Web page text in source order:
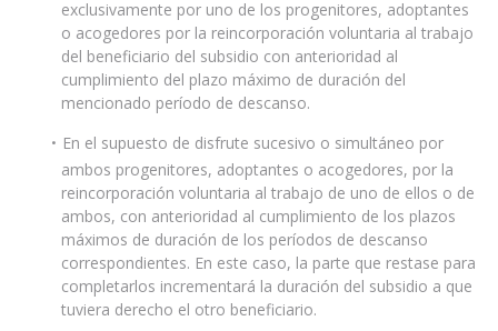
exclusivamente por uno de los progenitores, adoptantes
o acogedores por la reincorporación voluntaria al trabajo
del beneficiario del subsidio con anterioridad al
cumplimiento del plazo máximo de duración del
mencionado período de descanso.
En el supuesto de disfrute sucesivo o simultáneo por
ambos progenitores, adoptantes o acogedores, por la
reincorporación voluntaria al trabajo de uno de ellos o de
ambos, con anterioridad al cumplimiento de los plazos
máximos de duración de los períodos de descanso
correspondientes. En este caso, la parte que restase para
completarlos incrementará la duración del subsidio a que
tuviera derecho el otro beneficiario.